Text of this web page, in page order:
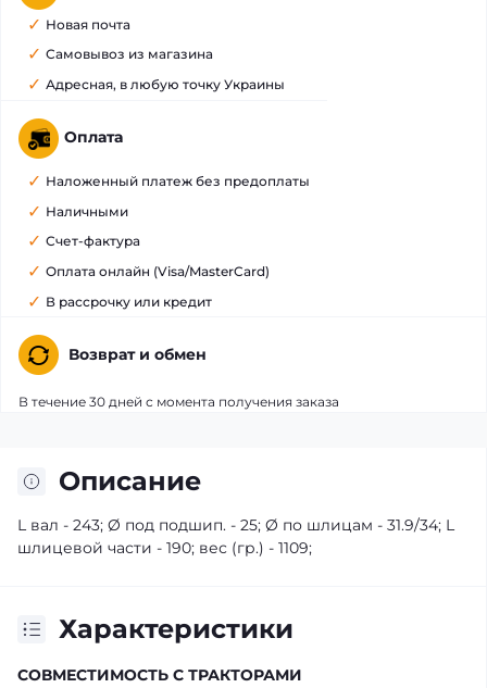
Новая почта
Самовывоз из магазина
Адресная, в любую точку Украины
Оплата
Наложенный платеж без предоплаты
Наличными
Счет-фактура
Оплата онлайн (Visa/MasterCard)
В рассрочку или кредит
Возврат и обмен
В течение 30 дней с момента получения заказа
Описание
L вал - 243; Ø под подшип. - 25; Ø по шлицам - 31.9/34; L
шлицевой части - 190; вес (гр.) - 1109;
Характеристики
СОВМЕСТИМОСТЬ С ТРАКТОРАМИ